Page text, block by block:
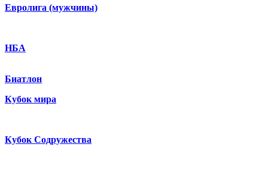
Евролига (мужчины)
НБА
Биатлон
Кубок мира
Кубок Содружества